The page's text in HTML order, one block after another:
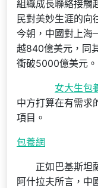
組織成長聯絡接觸
民對美妙生涯的向
今朝，中國對上海
越840億美元，同
衝破5000億美元。
女大生包
中方打算在有需求
項目。
包養網
正如巴基斯坦
阿什拉夫所言，中